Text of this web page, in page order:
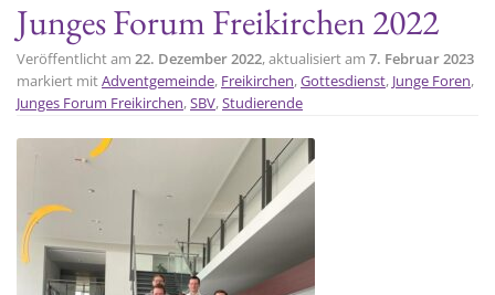
i
o
Junges Forum Freikirchen 2022
Veröffentlicht am 22. Dezember 2022, aktualisiert am 7. Februar 2023
markiert mitAdventgemeinde, Freikirchen,Gottesdienst, Junge Foren,
Junges Forum Freikirchen,SBV,Studierende